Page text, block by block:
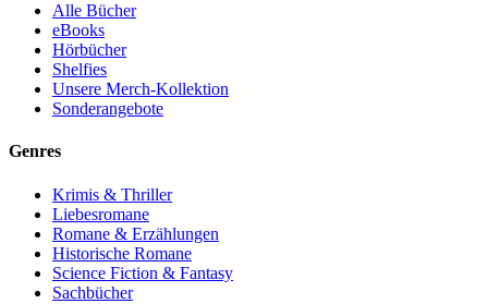
Alle Bücher
eBooks
Hörbücher
Shelfies
Unsere Merch-Kollektion
Sonderangebote
Genres
Krimis & Thriller
Liebesromane
Romane & Erzählungen
Historische Romane
Science Fiction & Fantasy
Sachbücher